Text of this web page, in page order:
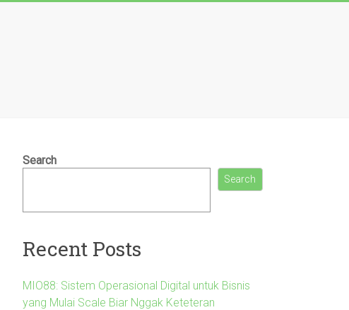
Search
Search
Recent Posts
MIO88: Sistem Operasional Digital untuk Bisnis
yang Mulai Scale Biar Nggak Keteteran